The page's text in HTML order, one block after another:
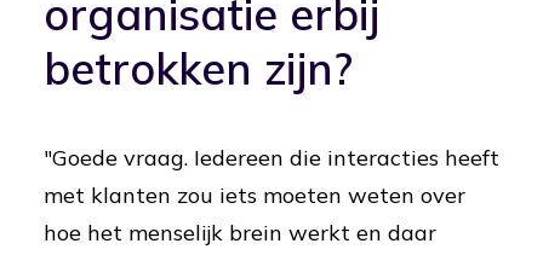
organisatie erbij
betrokken zijn?
"Goede vraag. Iedereen die interacties heeft
met klanten zou iets moeten weten over
hoe het menselijk brein werkt en daar